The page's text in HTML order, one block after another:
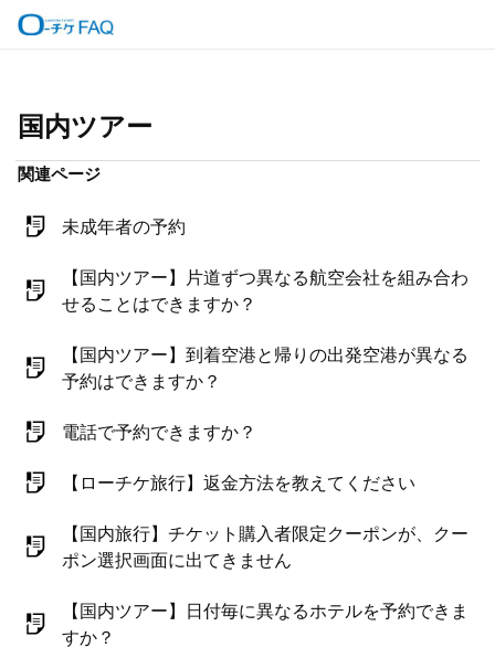
国内ツアー
関連ページ
未成年者の予約
【国内ツアー】片道ずつ異なる航空会社を組み合わ
せることはできますか？
【国内ツアー】到着空港と帰りの出発空港が異なる
予約はできますか？
電話で予約できますか？
【ローチケ旅行】返金方法を教えてください
【国内旅行】チケット購入者限定クーポンが、クー
ポン選択画面に出てきません
【国内ツアー】日付毎に異なるホテルを予約できま
すか？